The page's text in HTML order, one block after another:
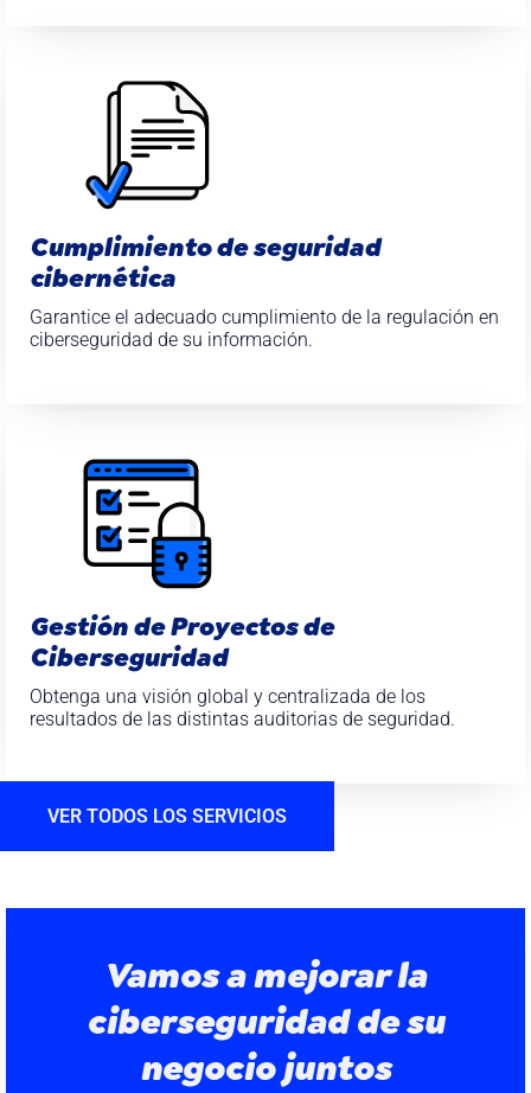
Cumplimiento de seguridad
cibernética
Garantice el adecuado cumplimiento de la regulación en
ciberseguridad de su información.
Gestión de Proyectos de
Ciberseguridad
Obtenga una visión global y centralizada de los
resultados de las distintas auditorias de seguridad.
VER TODOS LOS SERVICIOS
Vamos a mejorar la
ciberseguridad de su
negocio juntos